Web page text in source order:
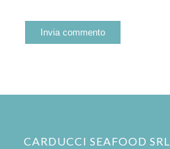
CARDUCCI SEAFOOD SRL